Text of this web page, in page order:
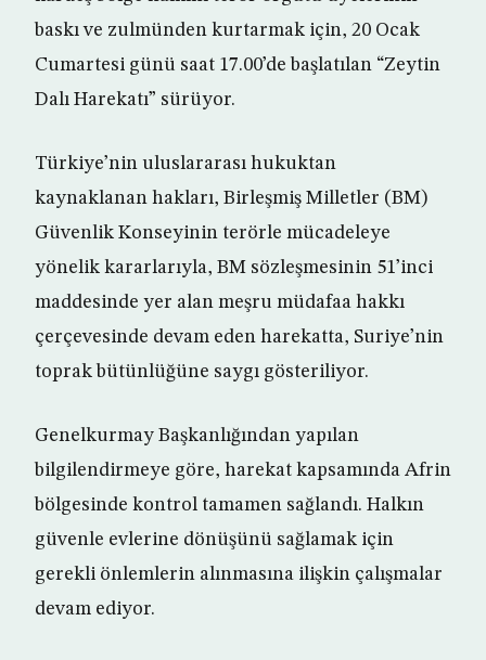
baskı ve zulmünden kurtarmak için, 20 Ocak
Cumartesi günü saat 17.00’de başlatılan “Zeytin
Dalı Harekatı” sürüyor.
Türkiye’nin uluslararası hukuktan
kaynaklanan hakları, Birleşmiş Milletler (BM)
Güvenlik Konseyinin terörle mücadeleye
yönelik kararlarıyla, BM sözleşmesinin 51’inci
maddesinde yer alan meşru müdafaa hakkı
çerçevesinde devam eden harekatta, Suriye’nin
toprak bütünlüğüne saygı gösteriliyor.
Genelkurmay Başkanlığından yapılan
bilgilendirmeye göre, harekat kapsamında Afrin
bölgesinde kontrol tamamen sağlandı. Halkın
güvenle evlerine dönüşünü sağlamak için
gerekli önlemlerin alınmasına ilişkin çalışmalar
devam ediyor.